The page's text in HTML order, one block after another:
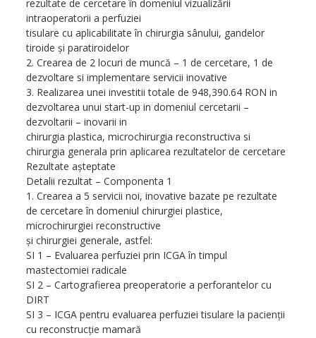
rezultate de cercetare în domeniul vizualizării
intraoperatorii a perfuziei
tisulare cu aplicabilitate în chirurgia sânului, gandelor
tiroide şi paratiroidelor
2. Crearea de 2 locuri de muncă – 1 de cercetare, 1 de
dezvoltare si implementare servicii inovative
3. Realizarea unei investitii totale de 948,390.64 RON in
dezvoltarea unui start-up in domeniul cercetarii –
dezvoltarii – inovarii in
chirurgia plastica, microchirurgia reconstructiva si
chirurgia generala prin aplicarea rezultatelor de cercetare
Rezultate aşteptate
Detalii rezultat – Componenta 1
1. Crearea a 5 servicii noi, inovative bazate pe rezultate
de cercetare în domeniul chirurgiei plastice,
microchirurgiei reconstructive
şi chirurgiei generale, astfel:
SI 1 – Evaluarea perfuziei prin ICGA în timpul
mastectomiei radicale
SI 2 – Cartografierea preoperatorie a perforantelor cu
DIRT
SI 3 – ICGA pentru evaluarea perfuziei tisulare la pacienţii
cu reconstrucţie mamară